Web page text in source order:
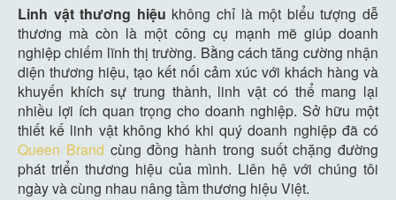
Linh vật thương hiệu không chỉ là một biểu tượng dễ
thương mà còn là một công cụ mạnh mẽ giúp doanh
nghiệp chiếm lĩnh thị trường. Bằng cách tăng cường nhận
diện thương hiệu, tạo kết nối cảm xúc với khách hàng và
khuyến khích sự trung thành, linh vật có thể mang lại
nhiều lợi ích quan trọng cho doanh nghiệp. Sở hữu một
thiết kế linh vật không khó khi quý doanh nghiệp đã có
Queen Brand cùng đồng hành trong suốt chặng đường
phát triển thương hiệu của mình. Liên hệ với chúng tôi
ngày và cùng nhau nâng tầm thương hiệu Việt.